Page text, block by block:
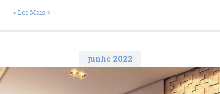
> Ler Mais
junho 2022